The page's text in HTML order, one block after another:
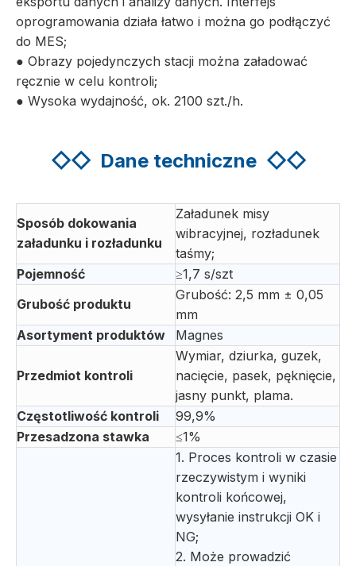
oprogramowania działa łatwo i można go podłączyć
do MES;
● Obrazy pojedynczych stacji można załadować
ręcznie w celu kontroli;
● Wysoka wydajność, ok. 2100 szt./h.
◇◇ Dane techniczne ◇◇
Sposób dokowania
załadunku i rozładunku
Załadunek misy
wibracyjnej, rozładunek
taśmy;
Pojemność
≥1,7 s/szt
Grubość produktu
Grubość: 2,5 mm ± 0,05
mm
Asortyment produktów
Magnes
Przedmiot kontroli
Wymiar, dziurka, guzek,
nacięcie, pasek, pęknięcie,
jasny punkt, plama.
Częstotliwość kontroli
99,9%
Przesadzona stawka
≤1%
1. Proces kontroli w czasie
rzeczywistym i wyniki
kontroli końcowej,
wysyłanie instrukcji OK i
NG;
2. Może prowadzić